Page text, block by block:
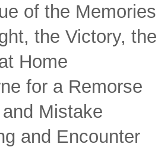
of the Memories
the Victory,
Home
for a Remorse
Mistake
and Encounter